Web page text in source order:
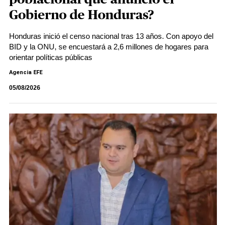
Gobierno de Honduras?
Honduras inició el censo nacional tras 13 años. Con apoyo del
BID y la ONU, se encuestará a 2,6 millones de hogares para
orientar políticas públicas
Agencia EFE
05/08/2026